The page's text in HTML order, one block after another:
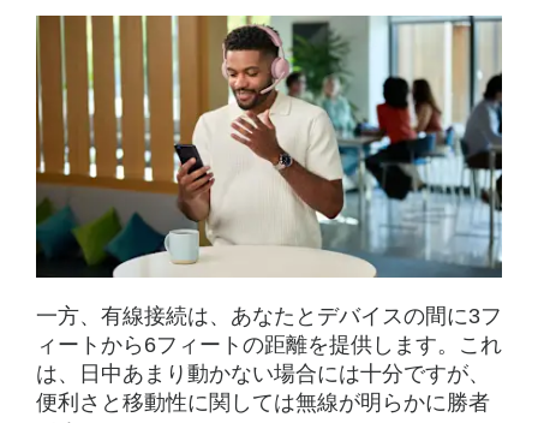
一方、有線接続は、あなたとデバイスの間に3フ
ィートから6フィートの距離を提供します。これ
は、日中あまり動かない場合には十分ですが、
便利さと移動性に関しては無線が明らかに勝者